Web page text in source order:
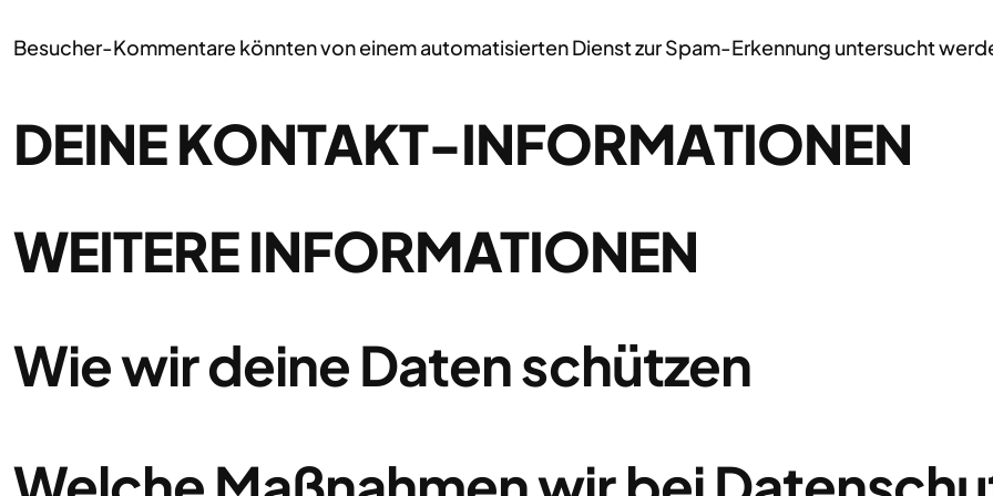
Besucher-Kommentare könnten von einem automatisierten Dienst zur Spam-Erkennung untersucht
DEINE KONTAKT-INFORMATIONEN
WEITERE INFORMATIONEN
Wie wir deine Daten schützen